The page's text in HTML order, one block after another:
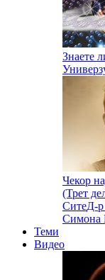
Знаете
Чекор
(Трет
СитеД-р
Симона
Теми
Видео